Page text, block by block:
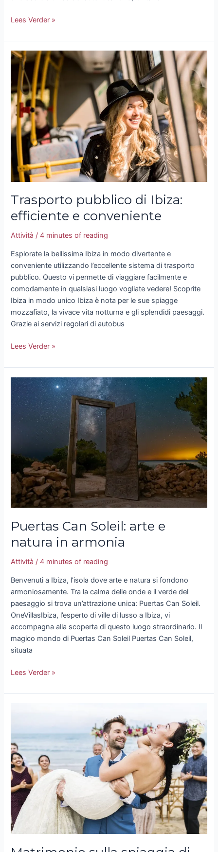
Lees Verder »
Trasporto pubblico di Ibiza:
efficiente e conveniente
Attività /4 minutes of reading
Esplorate la bellissima Ibiza in modo divertente e
conveniente utilizzando l’eccellente sistema di trasporto
pubblico. Questo vi permette di viaggiare facilmente e
comodamente in qualsiasi luogo vogliate vedere! Scoprite
Ibiza in modo unico Ibiza è nota per le sue spiagge
mozzafiato, la vivace vita notturna e gli splendidi paesaggi.
Grazie ai servizi regolari di autobus
Trasporto
pubblico
di
Ibiza:
efficiente
e
conveniente
Lees Verder »
Puertas Can Soleil: arte e
natura in armonia
Attività /4 minutes of reading
Benvenuti a Ibiza, l’isola dove arte e natura si fondono
armoniosamente. Tra la calma delle onde e il verde del
paesaggio si trova un’attrazione unica: Puertas Can Soleil.
OneVillasIbiza, l’esperto di ville di lusso a Ibiza, vi
accompagna alla scoperta di questo luogo straordinario. Il
magico mondo di Puertas Can Soleil Puertas Can Soleil,
situata
Puertas
Can
Soleil:
arte
in
armonia
Lees Verder »
spiaggia
di
Ibiza:
matrimonio
con
vista
sul
mare